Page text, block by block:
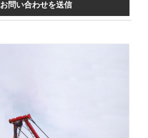
お問い合わせを送信